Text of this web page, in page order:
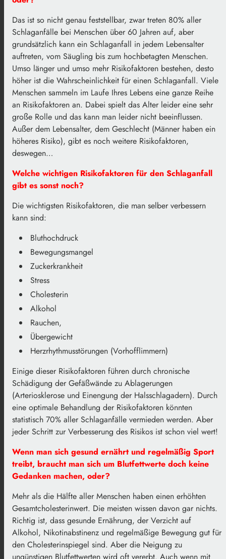
Das ist so nicht genau feststellbar, zwar treten 80% aller
Schlaganfälle bei Menschen über 60 Jahren auf, aber
grundsätzlich kann ein Schlaganfall in jedem Lebensalter
auftreten, vom Säugling bis zum hochbetagten Menschen.
Umso länger und umso mehr Risikofaktoren bestehen, desto
höher ist die Wahrscheinlichkeit für einen Schlaganfall. Viele
Menschen sammeln im Laufe Ihres Lebens eine ganze Reihe
an Risikofaktoren an. Dabei spielt das Alter leider eine sehr
große Rolle und das kann man leider nicht beeinflussen.
Außer dem Lebensalter, dem Geschlecht (Männer haben ein
höheres Risiko), gibt es noch weitere Risikofaktoren,
deswegen…
Welche wichtigen Risikofaktoren für den Schlaganfall
gibt es sonst noch?
Die wichtigsten Risikofaktoren, die man selber verbessern
kann sind:
Bluthochdruck
Bewegungsmangel
Zuckerkrankheit
Stress
Cholesterin
Alkohol
Rauchen,
Übergewicht
Herzrhythmusstörungen (Vorhofflimmern)
Einige dieser Risikofaktoren führen durch chronische
Schädigung der Gefäßwände zu Ablagerungen
(Arteriosklerose und Einengung der Halsschlagadern). Durch
eine optimale Behandlung der Risikofaktoren könnten
statistisch 70% aller Schlaganfälle vermieden werden. Aber
jeder Schritt zur Verbesserung des Risikos ist schon viel wert!
Wenn man sich gesund ernährt und regelmäßig Sport
treibt, braucht man sich um Blutfettwerte doch keine
Gedanken machen, oder?
Mehr als die Hälfte aller Menschen haben einen erhöhten
Gesamtcholesterinwert. Die meisten wissen davon gar nichts.
Richtig ist, dass gesunde Ernährung, der Verzicht auf
Alkohol, Nikotinabstinenz und regelmäßige Bewegung gut für
den Cholesterinspiegel sind. Aber die Neigung zu